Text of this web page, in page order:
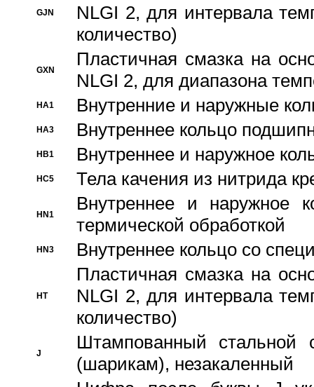
GJN
NLGI 2, для интервала
количество)
GXN
Пластичная смазка на
NLGI 2, для диапазона
HA1 Внутренние и наружные
HA3 Bнутреннее кольцо
HB1 Bнутреннее и наружное
HC5 Тела качения из нитрида
HN1
Bнутреннее и наружное
термической обработкой
HN3 Внутреннее кольцо со
HT
Пластичная смазка на
NLGI 2, для интервала
количество)
J
Штампованный стальной
(шарикам), незакаленный